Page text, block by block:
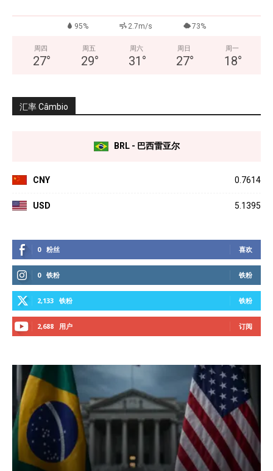
95% 2.7m/s 73%
周四
27°
周五
29°
周六
31 °
周日
27°
周一
18°
汇率 Câmbio
BRL - 巴西雷亚尔
CNY 0.7614
USD 5.1395
0 粉丝 喜欢
0 铁粉 铁粉
2,133 铁粉 铁粉
2,688 用户 订阅